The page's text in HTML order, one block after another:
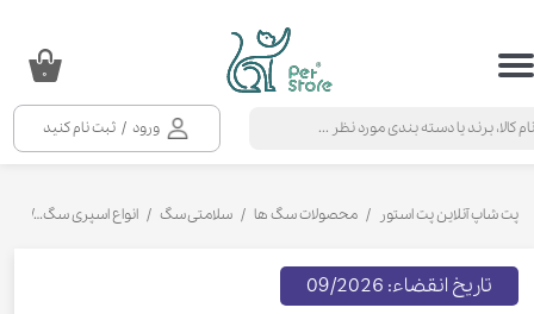
ورود / ثبت نام کنید
حساب کاربری من
خروج از حساب کاربری
۰
پت شاپ آنلاین پت استور محصولات سگ ها سلامتی سگ انواع اسپری سگ
تاریخ انقضاء: 09/2026